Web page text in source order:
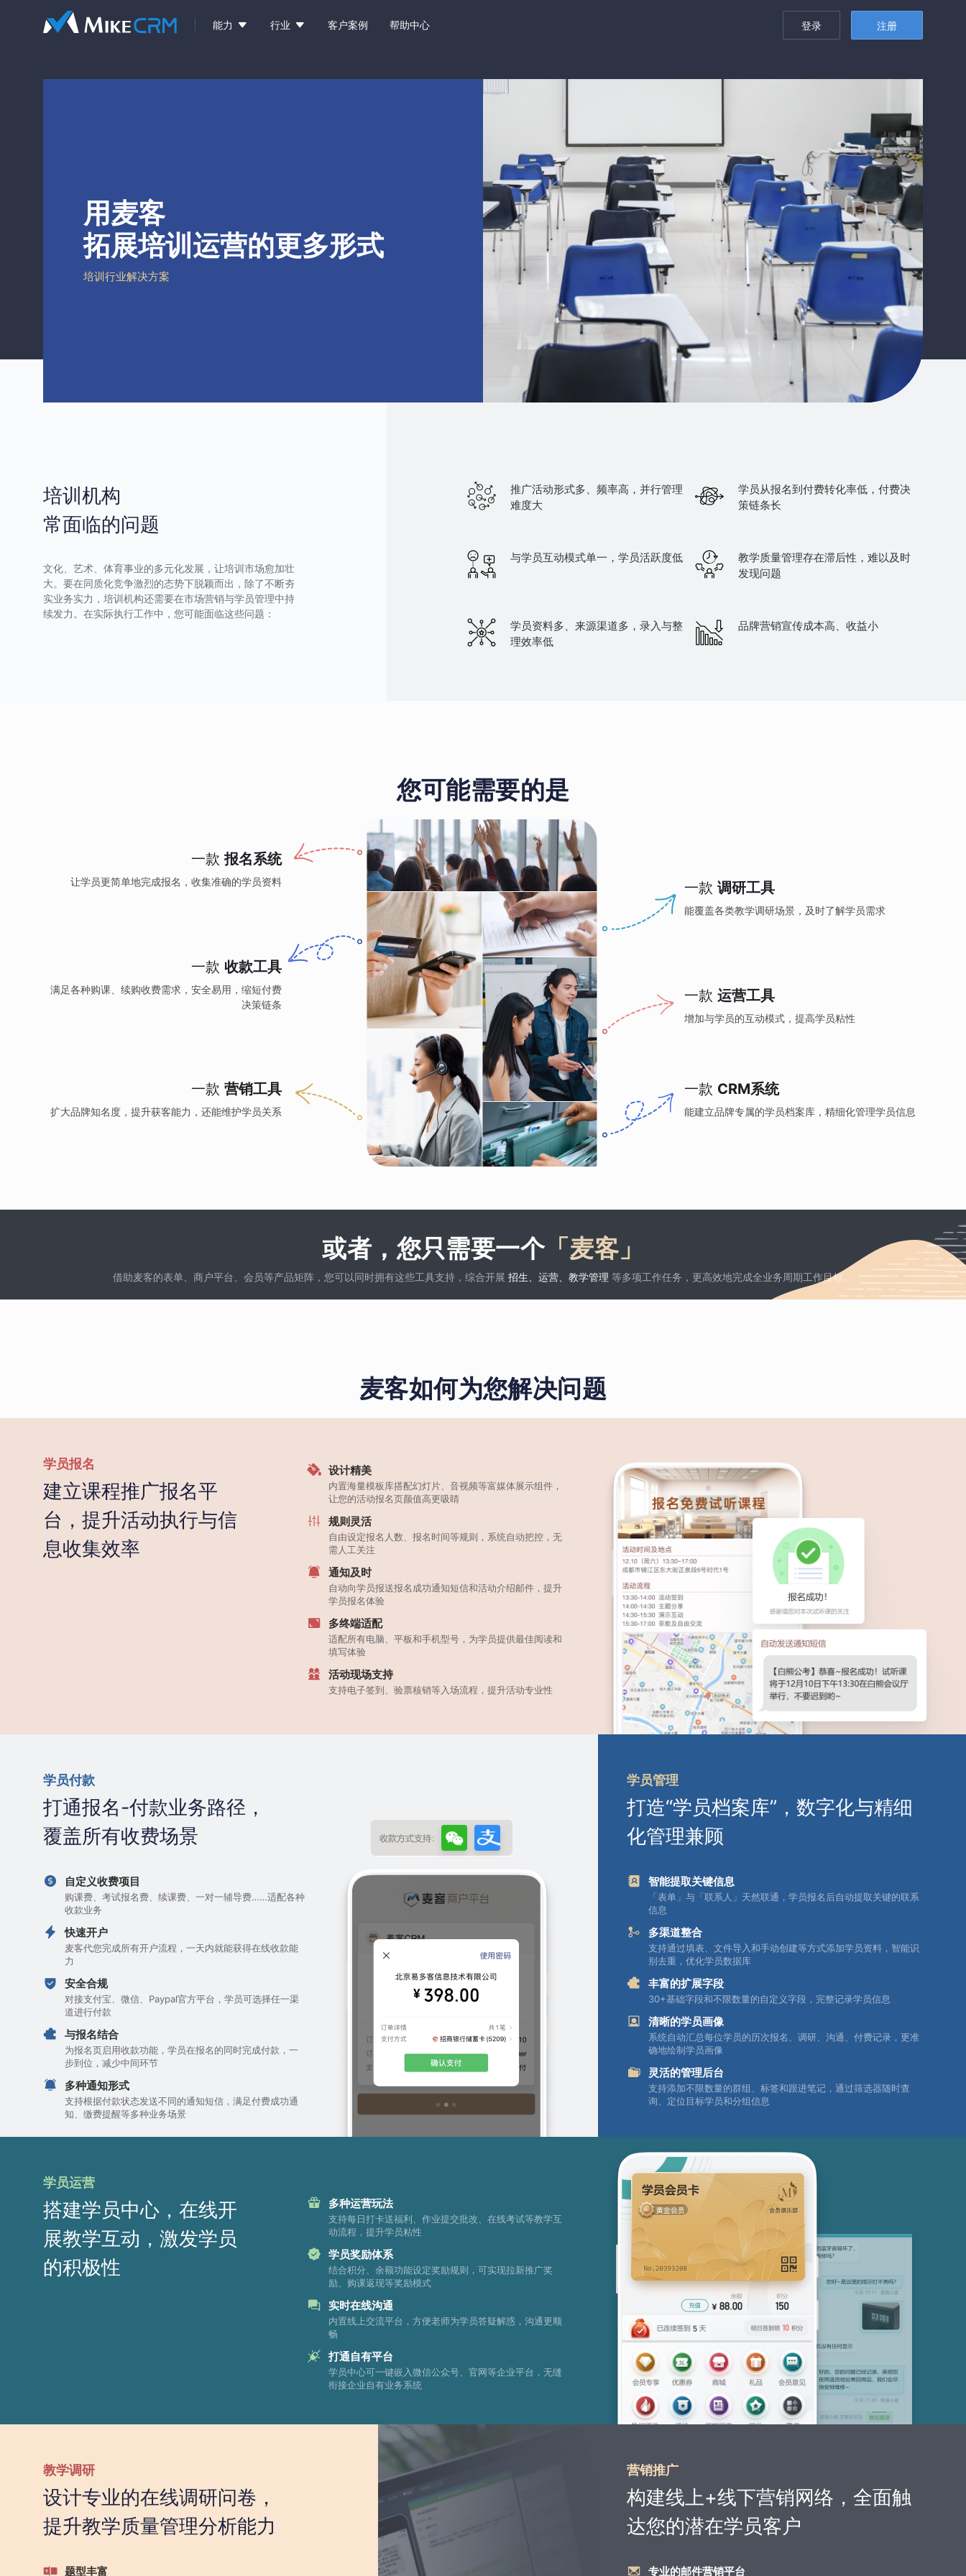
能力  行业  客户案例 帮助中心 登录 注册
用麦客
拓展培训运营的更多形式
培训行业解决方案
培训机构
常面临的问题
文化、艺术、体育事业的多元化发展，让培训市场愈加壮
大。要在同质化竞争激烈的态势下脱颖而出，除了不断夯
实业务实力，培训机构还需要在市场营销与学员管理中持
续发力。在实际执行工作中，您可能面临这些问题：
推广活动形式多、频率高，并行管理
难度大
学员从报名到付费转化率低，付费决
策链条长
与学员互动模式单一，学员活跃度低
教学质量管理存在滞后性，难以及时
发现问题
学员资料多、来源渠道多，录入与整
理效率低
品牌营销宣传成本高、收益小
您可能需要的是
一款 报名系统
让学员更简单地完成报名，收集准确的学员资料
一款 收款工具
满足各种购课、续购收费需求，安全易用，缩短付费
决策链条
一款 营销工具
扩大品牌知名度，提升获客能力，还能维护学员关系
一款 调研工具
能覆盖各类教学调研场景，及时了解学员需求
一款 运营工具
增加与学员的互动模式，提高学员粘性
一款 CRM系统
能建立品牌专属的学员档案库，精细化管理学员信息
或者，您只需要一个「麦客」
借助麦客的表单、商户平台、会员等产品矩阵，您可以同时拥有这些工具支持，综合开展 招生、运营、教学管理 等多项工作任务，更高效地完成全业务周期工作目标。
麦客如何为您解决问题
学员报名
建立课程推广报名平
台，提升活动执行与信
息收集效率
设计精美
内置海量模板库搭配幻灯片、音视频等富媒体展示组件，
让您的活动报名页颜值高更吸睛
规则灵活
自由设定报名人数、报名时间等规则，系统自动把控，无
需人工关注
通知及时
自动向学员报送报名成功通知短信和活动介绍邮件，提升
学员报名体验
多终端适配
适配所有电脑、平板和手机型号，为学员提供最佳阅读和
填写体验
活动现场支持
支持电子签到、验票核销等入场流程，提升活动专业性
学员付款
打通报名-付款业务路径，
覆盖所有收费场景
自定义收费项目
购课费、考试报名费、续课费、一对一辅导费……适配各种
收款业务
快速开户
麦客代您完成所有开户流程，一天内就能获得在线收款能
力
安全合规
对接支付宝、微信、Paypal官方平台，学员可选择任一渠
道进行付款
与报名结合
为报名页启用收款功能，学员在报名的同时完成付款，一
步到位，减少中间环节
多种通知形式
支持根据付款状态发送不同的通知短信，满足付费成功通
知、缴费提醒等多种业务场景
学员管理
打造“学员档案库”，数字化与精细
化管理兼顾
智能提取关键信息
「表单」与「联系人」天然联通，学员报名后自动提取关键的联系
信息
多渠道整合
支持通过填表、文件导入和手动创建等方式添加学员资料，智能识
别去重，优化学员数据库
丰富的扩展字段
30+基础字段和不限数量的自定义字段，完整记录学员信息
清晰的学员画像
系统自动汇总每位学员的历次报名、调研、沟通、付费记录，更准
确地绘制学员画像
灵活的管理后台
支持添加不限数量的群组、标签和跟进笔记，通过筛选器随时查
询、定位目标学员和分组信息
学员运营
搭建学员中心，在线开
展教学互动，激发学员
的积极性
多种运营玩法
支持每日打卡送福利、作业提交批改、在线考试等教学互
动流程，提升学员粘性
学员奖励体系
结合积分、余额功能设定奖励规则，可实现拉新推广奖
励、购课返现等奖励模式
实时在线沟通
内置线上交流平台，方便老师为学员答疑解惑，沟通更顺
畅
打通自有平台
学员中心可一键嵌入微信公众号、官网等企业平台，无缝
衔接企业自有业务系统
教学调研
设计专业的在线调研问卷，
提升教学质量管理分析能力
题型丰富
营销推广
构建线上+线下营销网络，全面触
达您的潜在学员客户
专业的邮件营销平台